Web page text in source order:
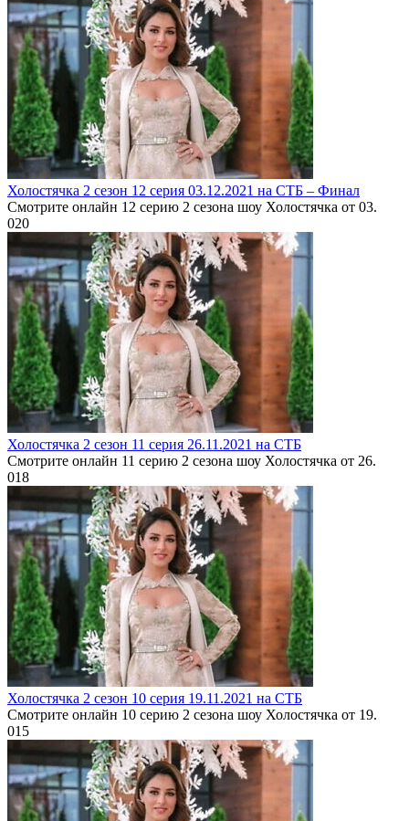
Холостячка 2 сезон 12 серия 03.12.2021 на СТБ – Финал
Смотрите онлайн 12 серию 2 сезона шоу Холостячка от 03.
020
Холостячка 2 сезон 11 серия 26.11.2021 на СТБ
Смотрите онлайн 11 серию 2 сезона шоу Холостячка от 26.
018
Холостячка 2 сезон 10 серия 19.11.2021 на СТБ
Смотрите онлайн 10 серию 2 сезона шоу Холостячка от 19.
015